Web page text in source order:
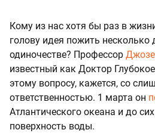
Кому из нас хотя бы раз в
голову идея пожить несколько
одиночестве? Профессор
известный как Доктор
этому вопросу, кажется, со
ответственностью. 1 марта он
Атлантического океана и до
поверхность воды.